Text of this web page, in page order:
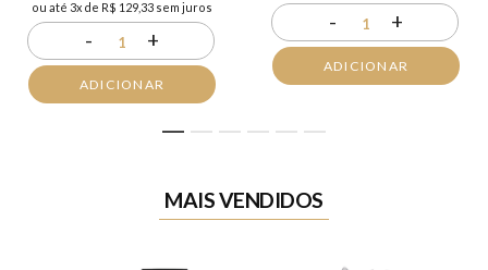
ou até 3x de R$ 129,33 sem juros
- 1 +
ADICIONAR
- 1 +
ADICIONAR
MAIS VENDIDOS